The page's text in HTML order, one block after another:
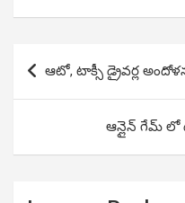
Post
navigation
ఆటో, టాక్సీ డ్రైవర్ల
ఆన్లైన్ గేమ్ లో